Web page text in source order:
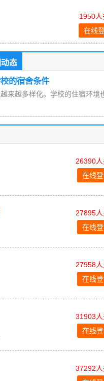
1950人
在线
态
的宿舍条件
来越多样化。学校的住宿环
26390
在线
27895
在线
27958
在线
31903
在线
37292